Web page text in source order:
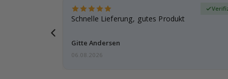
Schnelle Lieferung, gutes Produkt
Gitte Andersen
06.08.2026